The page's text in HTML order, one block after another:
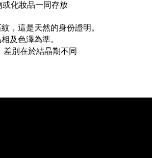
化妝品一同存放
，這是天然的身份證明。
及色澤為準。
別在於結晶期不同